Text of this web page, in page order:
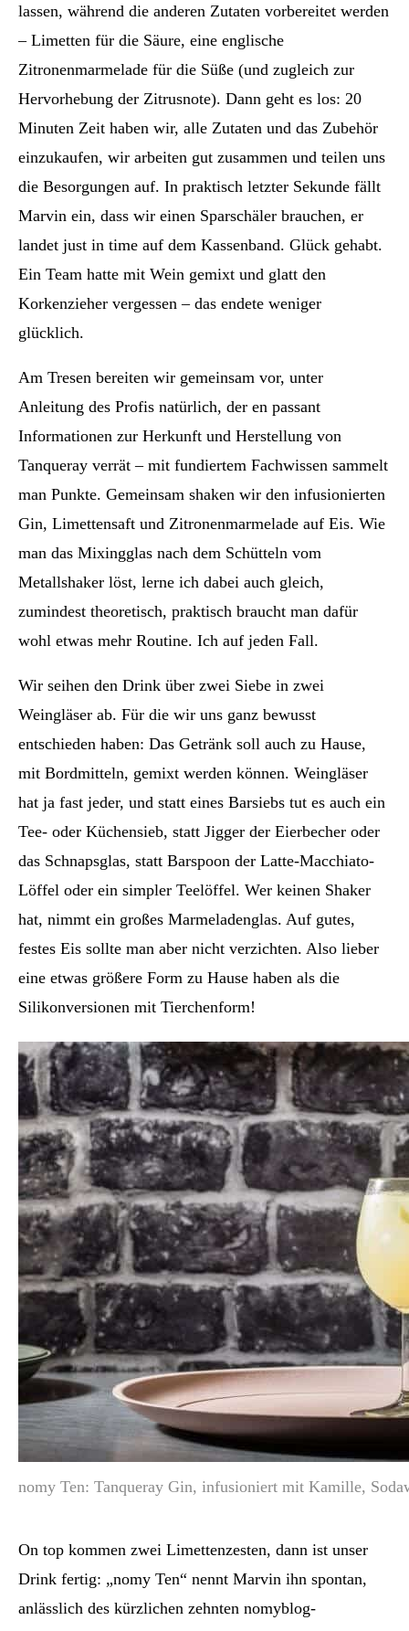
lassen, während die anderen Zutaten vorbereitet werden
– Limetten für die Säure, eine englische
Zitronenmarmelade für die Süße (und zugleich zur
Hervorhebung der Zitrusnote). Dann geht es los: 20
Minuten Zeit haben wir, alle Zutaten und das Zubehör
einzukaufen, wir arbeiten gut zusammen und teilen uns
die Besorgungen auf. In praktisch letzter Sekunde fällt
Marvin ein, dass wir einen Sparschäler brauchen, er
landet just in time auf dem Kassenband. Glück gehabt.
Ein Team hatte mit Wein gemixt und glatt den
Korkenzieher vergessen – das endete weniger
glücklich.
Am Tresen bereiten wir gemeinsam vor, unter
Anleitung des Profis natürlich, der en passant
Informationen zur Herkunft und Herstellung von
Tanqueray verrät – mit fundiertem Fachwissen sammelt
man Punkte. Gemeinsam shaken wir den infusionierten
Gin, Limettensaft und Zitronenmarmelade auf Eis. Wie
man das Mixingglas nach dem Schütteln vom
Metallshaker löst, lerne ich dabei auch gleich,
zumindest theoretisch, praktisch braucht man dafür
wohl etwas mehr Routine. Ich auf jeden Fall.
Wir seihen den Drink über zwei Siebe in zwei
Weingläser ab. Für die wir uns ganz bewusst
entschieden haben: Das Getränk soll auch zu Hause,
mit Bordmitteln, gemixt werden können. Weingläser
hat ja fast jeder, und statt eines Barsiebs tut es auch ein
Tee- oder Küchensieb, statt Jigger der Eierbecher oder
das Schnapsglas, statt Barspoon der Latte-Macchiato-
Löffel oder ein simpler Teelöffel. Wer keinen Shaker
hat, nimmt ein großes Marmeladenglas. Auf gutes,
festes Eis sollte man aber nicht verzichten. Also lieber
eine etwas größere Form zu Hause haben als die
Silikonversionen mit Tierchenform!
nomy Ten: Tanqueray Gin, infusioniert mit Kamille,
On top kommen zwei Limettenzesten, dann ist unser
Drink fertig: „nomy Ten“ nennt Marvin ihn spontan,
anlässlich des kürzlichen zehnten nomyblog-